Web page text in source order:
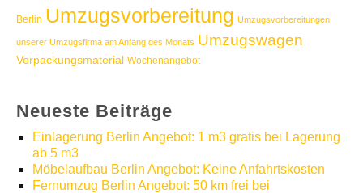
Berlin Umzugsvorbereitung Umzugsvorbereitungen
unserer Umzugsfirma am Anfang des Monats Umzugswagen
Verpackungsmaterial Wochenangebot
Neueste Beiträge
Einlagerung Berlin Angebot: 1 m3 gratis bei Lagerung
ab 5 m3
Möbelaufbau Berlin Angebot: Keine Anfahrtskosten
Fernumzug Berlin Angebot: 50 km frei bei